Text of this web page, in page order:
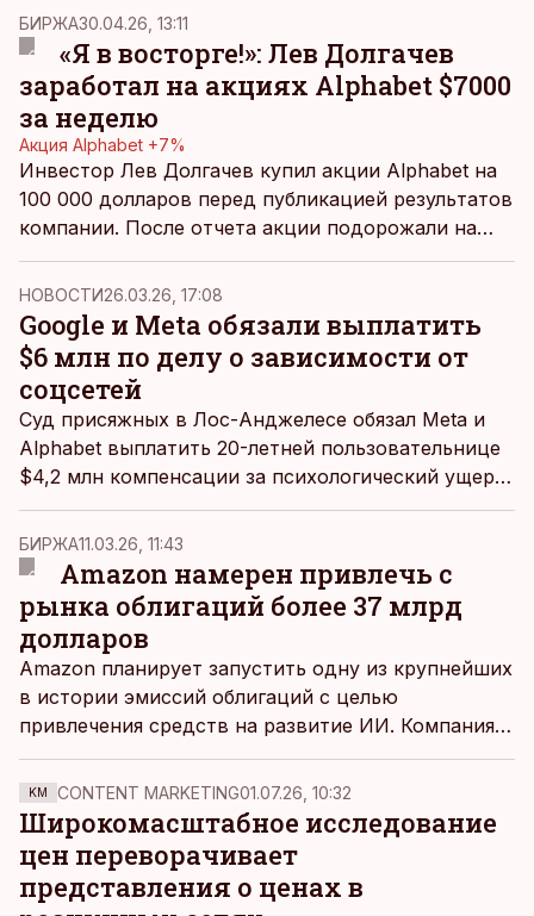
долларах, фунтах и франках почти на 32 млрд
долларов.
БИРЖА30.04.26, 13:11
«Я в восторге!»: Лев Долгачев
заработал на акциях Alphabet $7000
за неделю
Акция Alphabet +7%
Инвестор Лев Долгачев купил акции Alphabet на
100 000 долларов перед публикацией результатов
компании. После отчета акции подорожали на
7%, что дает повод для радости.
НОВОСТИ26.03.26, 17:08
Google и Meta обязали выплатить
$6 млн по делу о зависимости от
соцсетей
Суд присяжных в Лос-Анджелесе обязал Meta и
Alphabet выплатить 20-летней пользовательнице
$4,2 млн компенсации за психологический ущерб,
который, как установил суд, был причинен
зависимостью от социальных сетей. Кроме того,
обе компании должны уплатить еще $1,8 млн
штрафа. О решении в среду, 25 марта, сообщило
агентство Bloomberg.
БИРЖА11.03.26, 11:43
Amazon намерен привлечь с
рынка облигаций более 37 млрд
долларов
Amazon планирует запустить одну из крупнейших
в истории эмиссий облигаций с целью
привлечения средств на развитие ИИ. Компания
рассчитывает привлечь в общей сложности 37-42
млрд долларов как от инвесторов в США, так и в
Европе.
KM CONTENT MARKETING01.07.26, 10:32
Широкомасштабное исследование
цен переворачивает
представления о ценах в